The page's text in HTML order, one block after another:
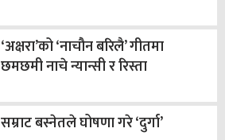
‘अक्षरा’को ‘नाचौन बरिलै’ गीतमा
छमछमी नाचे न्यान्सी र रिस्ता
सम्राट बस्नेतले घोषणा गरे ‘दुर्गा’